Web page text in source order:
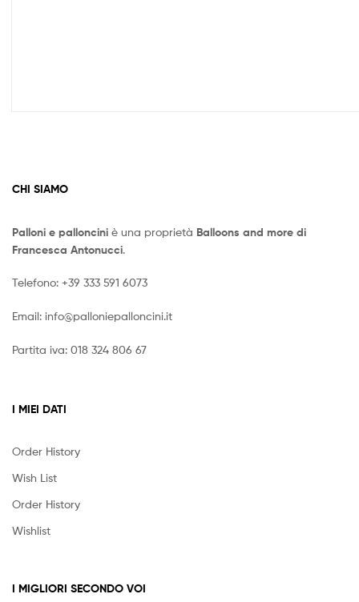
CHI SIAMO
Palloni e palloncini è una proprietà Balloons and more di
Francesca Antonucci.
Telefono: +39 333 591 6073
Email: info@palloniepalloncini.it
Partita iva: 018 324 806 67
I MIEI DATI
Order History
Wish List
Order History
Wishlist
I MIGLIORI SECONDO VOI